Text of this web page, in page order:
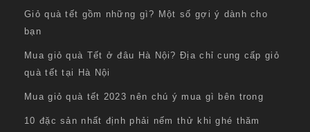
Giỏ quà tết gồm những gì? Một số gợi ý dành cho
bạn
Mua giỏ quà Tết ở đâu Hà Nội? Địa chỉ cung cấp giỏ
quà tết tại Hà Nội
Mua giỏ quà tết 2023 nên chú ý mua gì bên trong
10 đặc sản nhất định phải nếm thử khi ghé thăm